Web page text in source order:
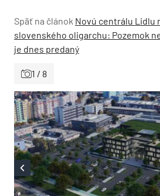
Späť na článok Novú centrálu Lidlu
slovenského oligarchu: Pozemok
je dnes predaný
1 / 8